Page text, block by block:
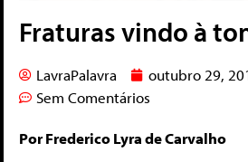
Fraturas vindo à
LavraPalavra
outubro 29,
Sem Comentários
Por Frederico Lyra de Carvalho